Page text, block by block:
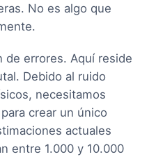
No es algo que
de errores. Aquí reside
Debido al ruido
necesitamos
crear un único
actuales
entre 1.000 y 10.000